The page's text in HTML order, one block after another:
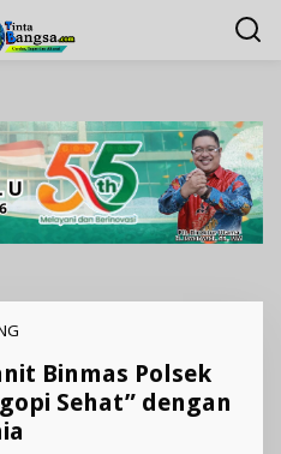
Kanit
Binmas
Polsek
Lebong
Binmas Polsek
Sehat” dengan